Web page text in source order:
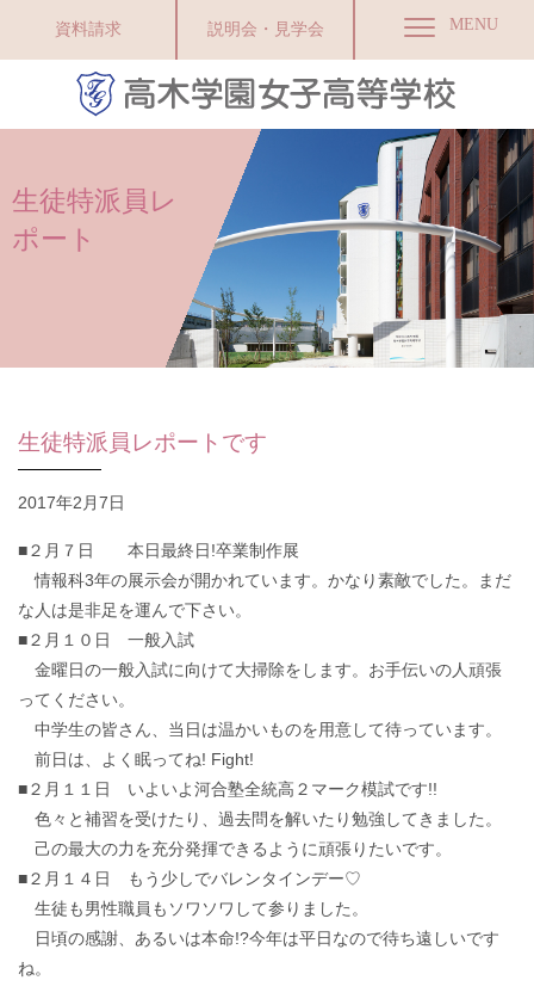
資料請求 説明会・見学会 MENU
生徒特派員レ
ポート
生徒特派員レポートです
2017年2月7日
■２月７日 本日最終日!卒業制作展
情報科3年の展示会が開かれています。かなり素敵でした。まだ
な人は是非足を運んで下さい。
■２月１０日 一般入試
金曜日の一般入試に向けて大掃除をします。お手伝いの人頑張
ってください。
中学生の皆さん、当日は温かいものを用意して待っています。
前日は、よく眠ってね! Fight!
■２月１１日 いよいよ河合塾全統高２マーク模試です!!
色々と補習を受けたり、過去問を解いたり勉強してきました。
己の最大の力を充分発揮できるように頑張りたいです。
■２月１４日 もう少しでバレンタインデー♡
生徒も男性職員もソワソワして参りました。
日頃の感謝、あるいは本命!?今年は平日なので待ち遠しいです
ね。